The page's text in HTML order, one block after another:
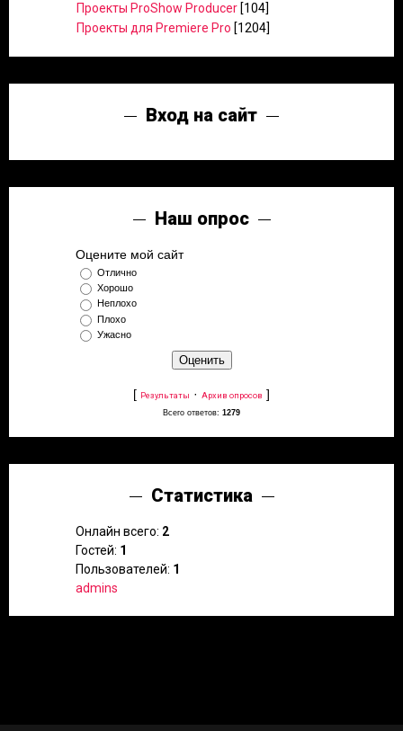
Проекты ProShow Producer [104]
Проекты для Premiere Pro [1204]
Вход на сайт
Наш опрос
Оцените мой сайт
Отлично
Хорошо
Неплохо
Плохо
Ужасно
[ Результаты · Архив опросов ]
Всего ответов: 1279
Статистика
Онлайн всего: 2
Гостей: 1
Пользователей: 1
admins